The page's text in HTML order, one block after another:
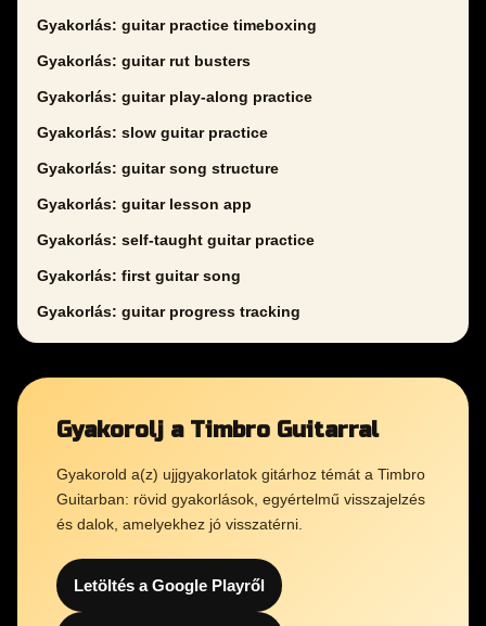
Gyakorlás: guitar practice timeboxing
Gyakorlás: guitar rut busters
Gyakorlás: guitar play-along practice
Gyakorlás: slow guitar practice
Gyakorlás: guitar song structure
Gyakorlás: guitar lesson app
Gyakorlás: self-taught guitar practice
Gyakorlás: first guitar song
Gyakorlás: guitar progress tracking
Gyakorolj a Timbro Guitarral
Gyakorold a(z) ujjgyakorlatok gitárhoz témát a Timbro
Guitarban: rövid gyakorlások, egyértelmű visszajelzés
és dalok, amelyekhez jó visszatérni.
Letöltés a Google Playről